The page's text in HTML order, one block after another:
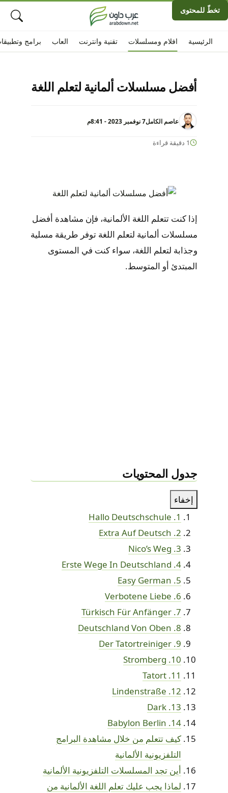
تخطّ للمحتوى
الرئيسية افلام ومسلسلات تقنية وانترنت العاب برامج
أفضل مسلسلات ألمانية لتعلم اللغة
عاصم الكامل7 نوفمبر 2023 - 8:41م
1 دقيقة قراءة
إذا كنت تتعلم اللغة الألمانية، فإن مشاهدة أفضل
مسلسلات ألمانية لتعلم اللغة توفر طريقة مسلية
وجذابة لتعلم اللغة، سواء كنت في المستوى
المبتدئ أو المتوسط.
جدول المحتويات
إخفاء
1. Hallo Deutschschule
2. Extra Auf Deutsch
3. Nico’s Weg
4. Erste Wege In Deutschland
5. Easy German
6. Verbotene Liebe
7. Türkisch Für Anfänger
8. Deutschland Von Oben
9. Der Tatortreiniger
10. Stromberg
11. Tatort
12. Lindenstraße
13. Dark
14. Babylon Berlin
كيف تتعلم من خلال مشاهدة البرامج
التلفزيونية الألمانية
أين تجد المسلسلات التلفزيونية الألمانية
لماذا يجب عليك تعلم اللغة الألمانية من